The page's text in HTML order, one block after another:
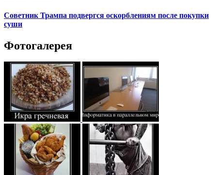
Советник Трампа подвергся оскорблениям после покупки
суши
Фотогалерея